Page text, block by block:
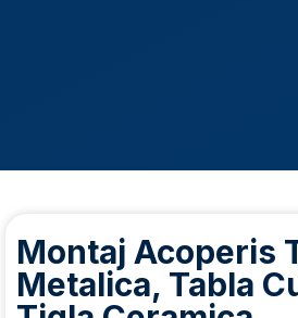
Montaj Acoperis
Metalica, Tabla